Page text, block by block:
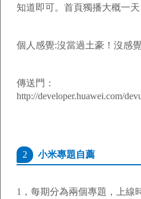
知道即可。首頁獨播大概一天
個人感覺:沒當過土豪！沒感覺
傳送門：
http://developer.huawei.com/
2 小米專題自薦
1， 每期分為兩個專題，上線